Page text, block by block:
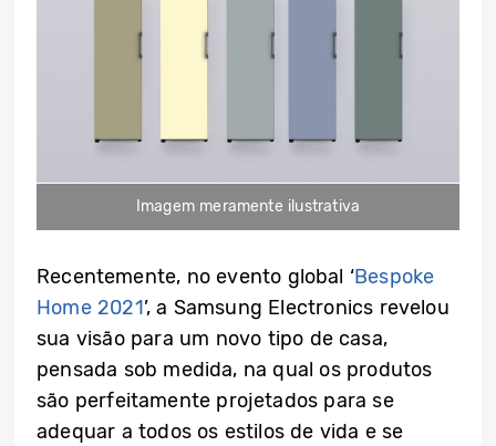
Imagem meramente ilustrativa
Recentemente, no evento global ‘Bespoke
Home 2021’, a Samsung Electronics revelou
sua visão para um novo tipo de casa,
pensada sob medida, na qual os produtos
são perfeitamente projetados para se
adequar a todos os estilos de vida e se